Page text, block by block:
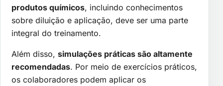
produtos químicos, incluindo conhecimentos
sobre diluição e aplicação, deve ser uma parte
integral do treinamento.
Além disso, simulações práticas são altamente
recomendadas. Por meio de exercícios práticos,
os colaboradores podem aplicar os